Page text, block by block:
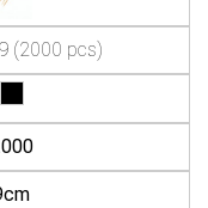
(2000 pcs)